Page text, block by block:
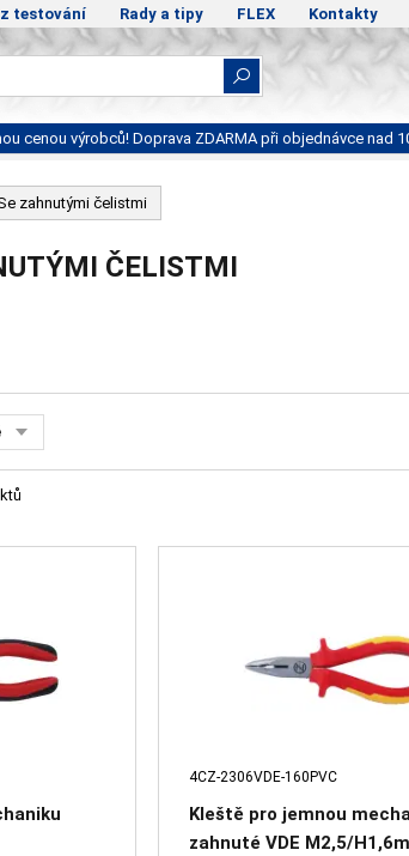
testování Rady a tipy FLEX Kontakty
cenou výrobců! Doprava ZDARMA při objednávce nad
zahnutými čelistmi
ČELISTMI
4CZ-2306VDE-160PVC
Kleště pro jemnou
zahnuté VDE M2,5/